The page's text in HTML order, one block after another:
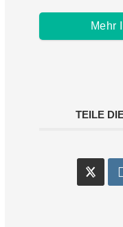
Mehr
TEILE